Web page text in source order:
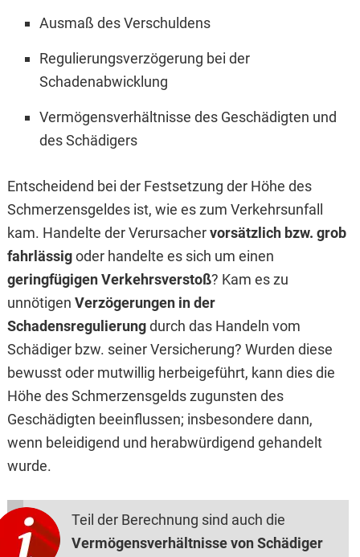
Ausmaß des Verschuldens
Regulierungsverzögerung bei der
Schadenabwicklung
Vermögensverhältnisse des Geschädigten und
des Schädigers
Entscheidend bei der Festsetzung der Höhe des
Schmerzensgeldes ist, wie es zum Verkehrsunfall
kam. Handelte der Verursachervorsätzlich bzw. grob
fahrlässigoder handelte es sich um einen
geringfügigen Verkehrsverstoß? Kam es zu
unnötigen Verzögerungen in der
Schadensregulierungdurch das Handeln vom
Schädiger bzw. seiner Versicherung? Wurden diese
bewusst oder mutwillig herbeigeführt, kann dies die
Höhe des Schmerzensgelds zugunsten des
Geschädigten beeinflussen; insbesondere dann,
wenn beleidigend und herabwürdigend gehandelt
wurde.
Teil der Berechnung sind auch die
Vermögensverhältnisse von Schädiger